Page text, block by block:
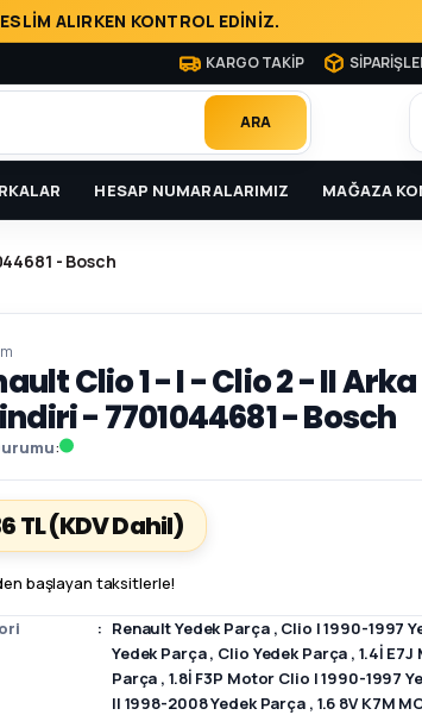
ALIRKEN KONTROL EDİNİZ.
KARGO TAKİP
ARA
HESAP NUMARALARIMIZ MAĞAZA
- Bosch
Clio 1 - I - Clio 2 - II
- 7701044681 - Bosch
TL(KDV Dahil)
başlayan taksitlerle!
Renault Yedek Parça , Clio I 1990-1997
Yedek Parça, Clio Yedek Parça , 1.4İ
Parça , 1.8İ F3P Motor Clio I 1990-1997
II 1998-2008 Yedek Parça , 1.6 8V K7M